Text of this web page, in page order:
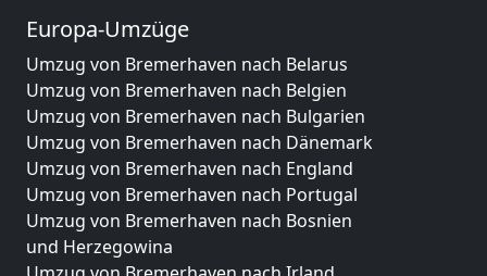
Europa-Umzüge
Umzug von Bremerhaven nach Belarus
Umzug von Bremerhaven nach Belgien
Umzug von Bremerhaven nach Bulgarien
Umzug von Bremerhaven nach Dänemark
Umzug von Bremerhaven nach England
Umzug von Bremerhaven nach Portugal
Umzug von Bremerhaven nach Bosnien
und Herzegowina